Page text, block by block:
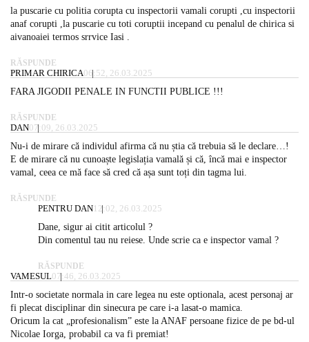
la puscarie cu politia corupta cu inspectorii vamali corupti ,cu inspectorii
anaf corupti ,la puscarie cu toti coruptii incepand cu penalul de chirica si
aivanoaiei termos srrvice Iasi .
RĂSPUNDE
PRIMAR CHIRICA06:52, 26.03.2025
FARA JIGODII PENALE IN FUNCTII PUBLICE !!!
RĂSPUNDE
DAN07:09, 26.03.2025
Nu-i de mirare că individul afirma că nu știa că trebuia să le declare…!
E de mirare că nu cunoaște legislația vamală și că, încă mai e inspector
vamal, ceea ce mă face să cred că așa sunt toți din tagma lui.
RĂSPUNDE
PENTRU DAN12:02, 26.03.2025
Dane, sigur ai citit articolul ?
Din comentul tau nu reiese. Unde scrie ca e inspector vamal ?
RĂSPUNDE
VAMESUL07:46, 26.03.2025
Intr-o societate normala in care legea nu este optionala, acest personaj ar
fi plecat disciplinar din sinecura pe care i-a lasat-o mamica.
Oricum la cat „profesionalism” este la ANAF persoane fizice de pe bd-ul
Nicolae Iorga, probabil ca va fi premiat!